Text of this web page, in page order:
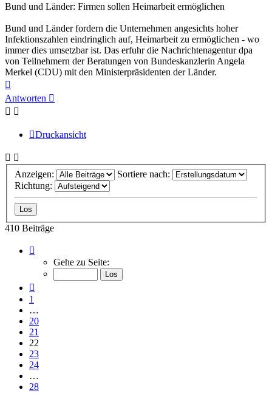
Bund und Länder: Firmen sollen Heimarbeit ermöglichen
Bund und Länder fordern die Unternehmen angesichts hoher
Infektionszahlen eindringlich auf, Heimarbeit zu ermöglichen - wo
immer dies umsetzbar ist. Das erfuhr die Nachrichtenagentur dpa
von Teilnehmern der Beratungen von Bundeskanzlerin Angela
Merkel (CDU) mit den Ministerpräsidenten der Länder.
oben
Antworten
Druckansicht
Anzeigen:
Sortiere nach:
Richtung:
410 Beiträge
22
von
Gehe zu Seite:
1
…
20
21
22
23
24
…
28